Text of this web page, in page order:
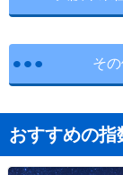
そ
おすすめの指